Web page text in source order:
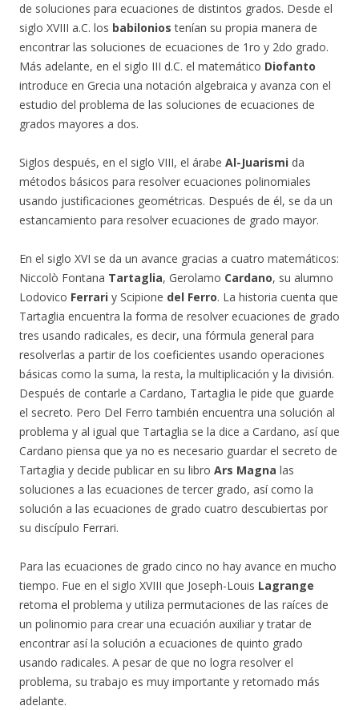
de soluciones para ecuaciones de distintos grados. Desde el
siglo XVIII a.C. los babiloniostenían su propia manera de
encontrar las soluciones de ecuaciones de 1ro y 2do grado.
Más adelante, en el siglo III d.C. el matemático Diofanto
introduce en Grecia una notación algebraica y avanza con el
estudio del problema de las soluciones de ecuaciones de
grados mayores a dos.
Siglos después, en el siglo VIII, el árabe Al-Juarismi da
métodos básicos para resolver ecuaciones polinomiales
usando justificaciones geométricas. Después de él, se da un
estancamiento para resolver ecuaciones de grado mayor.
En el siglo XVI se da un avance gracias a cuatro matemáticos:
Niccolò Fontana Tartaglia, Gerolamo Cardano, su alumno
Lodovico Ferrari y Scipione del Ferro. La historia cuenta que
Tartaglia encuentra la forma de resolver ecuaciones de grado
tres usando radicales, es decir, una fórmula general para
resolverlas a partir de los coeficientes usando operaciones
básicas como la suma, la resta, la multiplicación y la división.
Después de contarle a Cardano, Tartaglia le pide que guarde
el secreto. Pero Del Ferro también encuentra una solución al
problema y al igual que Tartaglia se la dice a Cardano, así que
Cardano piensa que ya no es necesario guardar el secreto de
Tartaglia y decide publicar en su libro Ars Magna las
soluciones a las ecuaciones de tercer grado, así como la
solución a las ecuaciones de grado cuatro descubiertas por
su discípulo Ferrari.
Para las ecuaciones de grado cinco no hay avance en mucho
tiempo. Fue en el siglo XVIII que Joseph-Louis Lagrange
retoma el problema y utiliza permutaciones de las raíces de
un polinomio para crear una ecuación auxiliar y tratar de
encontrar así la solución a ecuaciones de quinto grado
usando radicales. A pesar de que no logra resolver el
problema, su trabajo es muy importante y retomado más
adelante.